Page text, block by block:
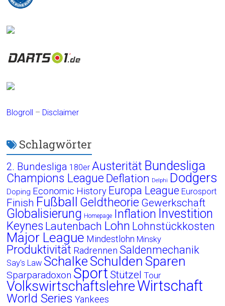
Blogroll – Disclaimer
Schlagwörter
2. Bundesliga 180er Austerität Bundesliga
Champions League Deflation Delphi Dodgers
Doping Economic History Europa League Eurosport
Finish Fußball Geldtheorie Gewerkschaft
Globalisierung Homepage Inflation Investition
Keynes Lautenbach Lohn Lohnstückkosten
Major League Mindestlohn Minsky
Produktivität Radrennen Saldenmechanik
Say's Law Schalke Schulden Sparen
Sparparadoxon Sport Stützel Tour
VolkswirtschaftslehreWirtschaft
World Series Yankees